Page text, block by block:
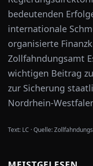
bedeutenden
internationale
organisierte
Zollfahndungsamt
wichtigen Beitrag
zur Sicherung
Nordrhein-
Text: LC ·Quelle: